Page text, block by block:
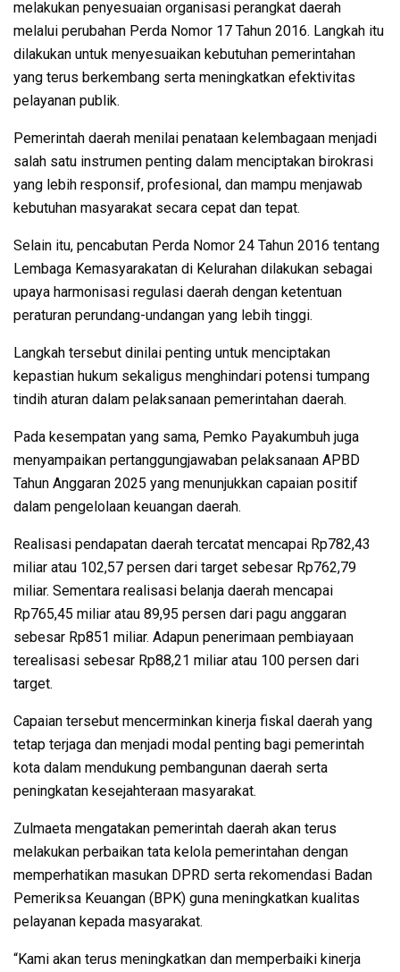
melakukan penyesuaian organisasi perangkat daerah
melalui perubahan Perda Nomor 17 Tahun 2016. Langkah itu
dilakukan untuk menyesuaikan kebutuhan pemerintahan
yang terus berkembang serta meningkatkan efektivitas
pelayanan publik.
Pemerintah daerah menilai penataan kelembagaan menjadi
salah satu instrumen penting dalam menciptakan birokrasi
yang lebih responsif, profesional, dan mampu menjawab
kebutuhan masyarakat secara cepat dan tepat.
Selain itu, pencabutan Perda Nomor 24 Tahun 2016 tentang
Lembaga Kemasyarakatan di Kelurahan dilakukan sebagai
upaya harmonisasi regulasi daerah dengan ketentuan
peraturan perundang-undangan yang lebih tinggi.
Langkah tersebut dinilai penting untuk menciptakan
kepastian hukum sekaligus menghindari potensi tumpang
tindih aturan dalam pelaksanaan pemerintahan daerah.
Pada kesempatan yang sama, Pemko Payakumbuh juga
menyampaikan pertanggungjawaban pelaksanaan APBD
Tahun Anggaran 2025 yang menunjukkan capaian positif
dalam pengelolaan keuangan daerah.
Realisasi pendapatan daerah tercatat mencapai Rp782,43
miliar atau 102,57 persen dari target sebesar Rp762,79
miliar. Sementara realisasi belanja daerah mencapai
Rp765,45 miliar atau 89,95 persen dari pagu anggaran
sebesar Rp851 miliar. Adapun penerimaan pembiayaan
terealisasi sebesar Rp88,21 miliar atau 100 persen dari
target.
Capaian tersebut mencerminkan kinerja fiskal daerah yang
tetap terjaga dan menjadi modal penting bagi pemerintah
kota dalam mendukung pembangunan daerah serta
peningkatan kesejahteraan masyarakat.
Zulmaeta mengatakan pemerintah daerah akan terus
melakukan perbaikan tata kelola pemerintahan dengan
memperhatikan masukan DPRD serta rekomendasi Badan
Pemeriksa Keuangan (BPK) guna meningkatkan kualitas
pelayanan kepada masyarakat.
“Kami akan terus meningkatkan dan memperbaiki kinerja